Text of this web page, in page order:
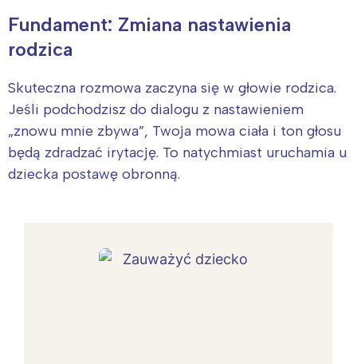
Fundament: Zmiana nastawienia
rodzica
Skuteczna rozmowa zaczyna się w głowie rodzica.
Jeśli podchodzisz do dialogu z nastawieniem
„znowu mnie zbywa”, Twoja mowa ciała i ton głosu
będą zdradzać irytację. To natychmiast uruchamia u
dziecka postawę obronną.